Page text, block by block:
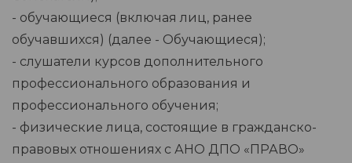
- обучающиеся (включая лиц, ранее
обучавшихся) (далее - Обучающиеся);
- слушатели курсов дополнительного
профессионального образования и
профессионального обучения;
- физические лица, состоящие в гражданско-
правовых отношениях с АНО ДПО «ПРАВО»